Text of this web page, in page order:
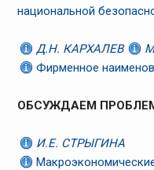
национальной
Д.Н. КАРХАЛЕВ
Фирменное
ОБСУЖДАЕМ
И.Е. СТРЫГИНА